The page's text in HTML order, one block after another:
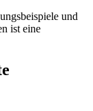
und
ist eine